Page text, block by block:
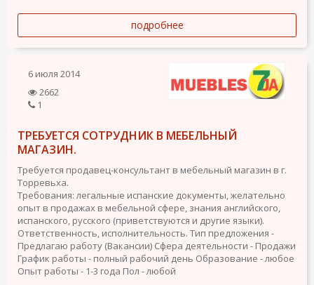
подробнее
6 июля 2014
2662
1
ТРЕБУЕТСЯ СОТРУДНИК В МЕБЕЛЬНЫЙ
МАГАЗИН.
Требуется продавец-консультант в мебельный магазин в г.
Торревьха.
Требования: легальные испанские документы, желательно
опыт в продажах в мебельной сфере, знания английского,
испанского, русского (приветствуются и другие языки).
Ответственность, исполнительность. Тип предложения -
Предлагаю работу (Вакансии) Сфера деятельности - Продажи
График работы - полный рабочий день Образование - любое
Опыт работы - 1-3 года Пол - любой